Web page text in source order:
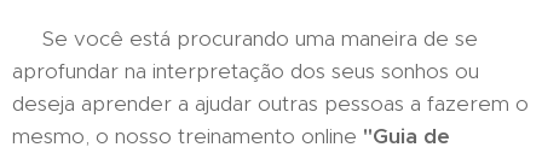
Se você está procurando uma maneira de se
aprofundar na interpretação dos seus sonhos ou
deseja aprender a ajudar outras pessoas a fazerem o
mesmo, o nosso treinamento online "Guia de